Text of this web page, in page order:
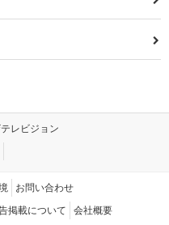
レビジョン
お問い合わせ
掲載について 会社概要